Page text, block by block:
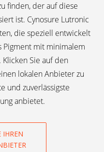
finden, der auf diese
ist. Cynosure Lutronic
die speziell entwickelt
mit minimalem
Sie auf den
lokalen Anbieter zu
und zuverlässigste
anbietet.
IHREN